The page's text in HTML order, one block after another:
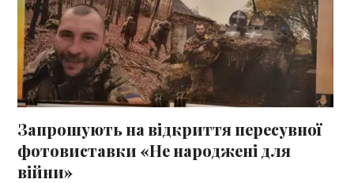
Запрошують на відкриття пересувної
фотовиставки «Не народжені для
війни»